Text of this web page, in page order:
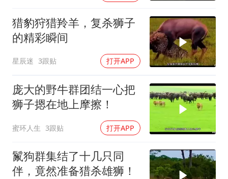
猎豹狩猎羚羊，复杀狮子
的精彩瞬间
星辰迷 3跟贴 打开APP
庞大的野牛群团结一心把
狮子摁在地上摩擦！
蜜环人生 3跟贴 打开APP
鬣狗群集结了十几只同
伴，竟然准备猎杀雄狮！